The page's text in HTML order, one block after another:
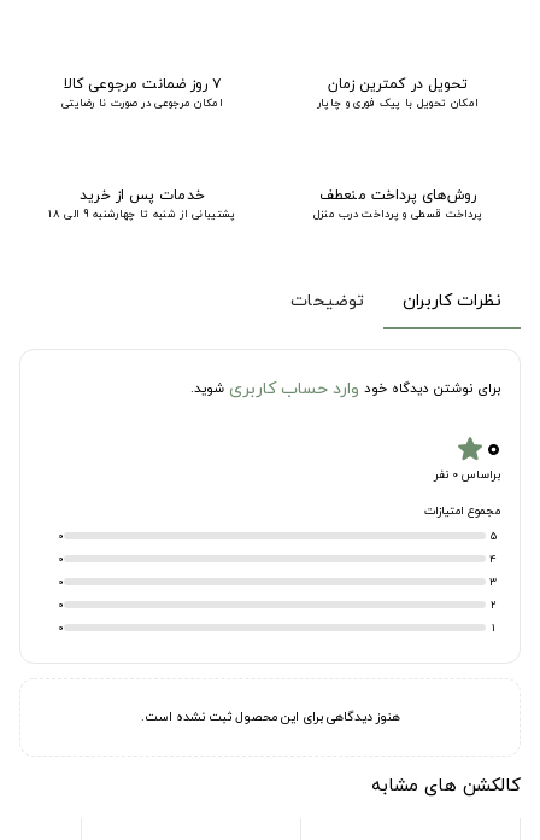
تحویل در کمترین زمان
امکان تحویل با پیک فوری و چاپار
۷ روز ضمانت مرجوعی کالا
امکان مرجوعی در صورت نا رضایتی
روش‌های پرداخت منعطف
پرداخت قسطی و پرداخت درب منزل
خدمات پس از خرید
پشتیبانی از شنبه تا چهارشنبه 9 الی 18
نظرات کاربران توضیحات
برای نوشتن دیدگاه خود وارد حساب کاربری شوید.
۰star
براساس 0 نفر
مجموع امتیازات
5
0
4
0
3
0
2
0
1
0
هنوز دیدگاهی برای این محصول ثبت نشده است.
کالکشن های مشابه